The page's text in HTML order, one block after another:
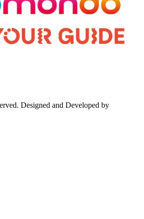
Designed and Developed by